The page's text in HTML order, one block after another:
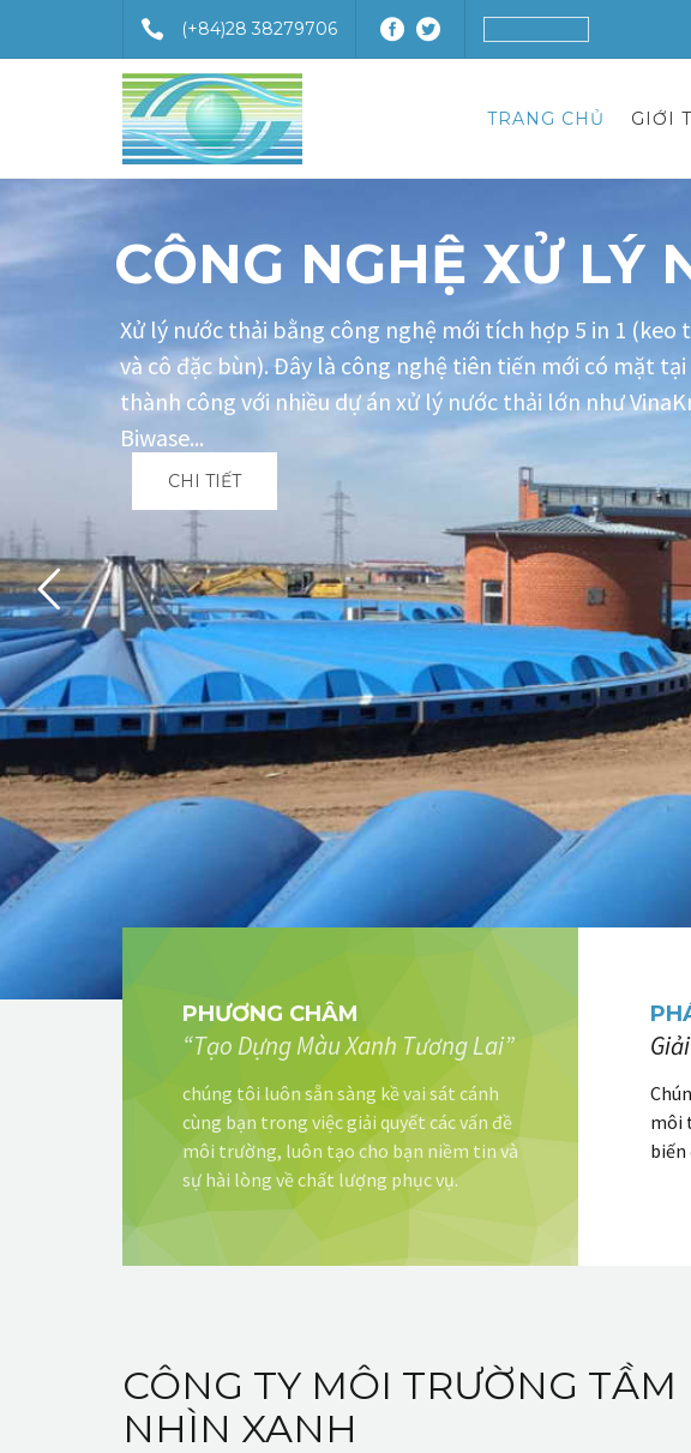
(+84)28 38279706
TRANG CHỦ GIỚI
CÔNG NGHỆ XỬ LÝ
Xử lý nước thải bằng công nghệ mới tích hợp 5 in 1
và cô đặc bùn). Đây là công nghệ tiên tiến mới có mặt
thành công với nhiều dự án xử lý nước thải lớn như
Biwase...
CHI TIẾT
PHƯƠNG CHÂM
“Tạo Dựng Màu Xanh Tương Lai”
chúng tôi luôn sẵn sàng kề vai sát cánh
cùng bạn trong việc giải quyết các vấn đề
môi trường, luôn tạo cho bạn niềm tin và
sự hài lòng về chất lượng phục vụ.
môi
biến
CÔNG TY MÔI TRƯỜNG TẦM
NHÌN XANH